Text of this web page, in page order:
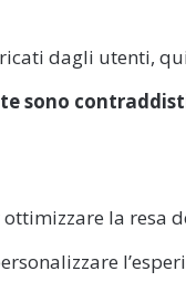
dagli utenti,
sono
ottimizzare la resa